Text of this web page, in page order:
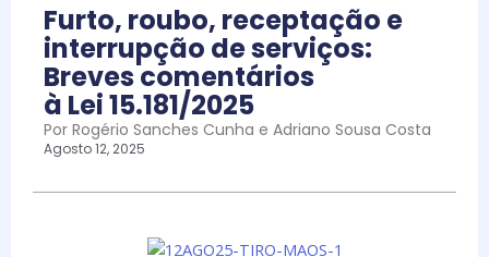
Furto, roubo, receptação e
interrupção de serviços:
Breves comentários
à Lei 15.181/2025
Por Rogério Sanches Cunha e Adriano Sousa Costa
Agosto 12, 2025